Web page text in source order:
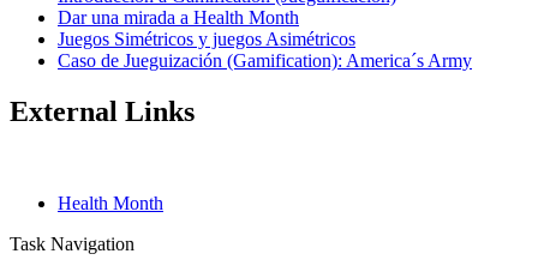
Dar una mirada a Health Month
Juegos Simétricos y juegos Asimétricos
Caso de Jueguización (Gamification): America´s Army
External Links
Health Month
Task Navigation